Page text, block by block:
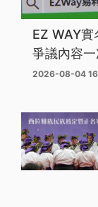
EZ WAY實
爭議內容
2026-08-04